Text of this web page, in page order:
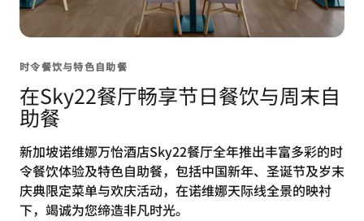
时令餐饮与特色自助餐
在Sky22餐厅畅享节日餐饮与周末自
助餐
新加坡诺维娜万怡酒店Sky22餐厅全年推出丰富多彩的时
令餐饮体验及特色自助餐，包括中国新年、圣诞节及岁末
庆典限定菜单与欢庆活动，在诺维娜天际线全景的映衬
下，竭诚为您缔造非凡时光。